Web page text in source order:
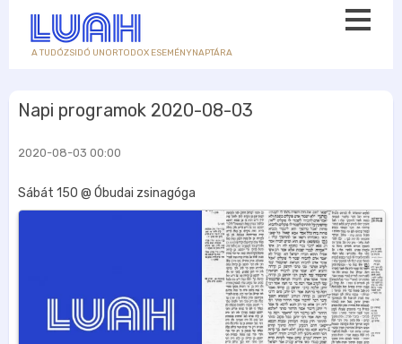
A TUDÓZSIDÓ UNORTODOX ESEMÉNYNAPTÁRA
Napi programok 2020-08-03
2020-08-03 00:00
Sábát 150 @ Óbudai zsinagóga